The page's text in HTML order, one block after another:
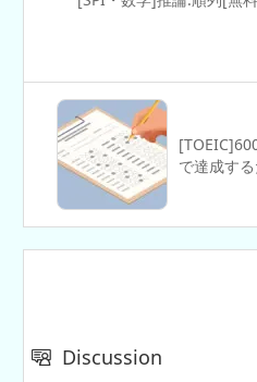
で達成す
Discussion